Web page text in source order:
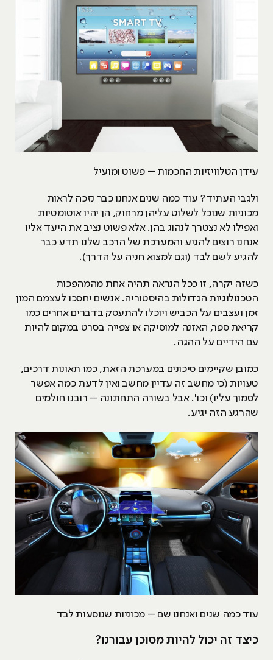
עידן הטלוויזיות החכמות – פשוט ומועיל
ולגבי העתיד? עוד כמה שנים אנחנו כבר נזכה לראות
מכוניות שנוכל לשלוט עליהן מרחוק, הן יהיו אוטומטיות
ואפילו לא נצטרך לנהוג בהן. אלא פשוט נציב את היעד אליו
אנחנו רוצים להגיע והמערכת של הרכב שלנו תדע כבר
להגיע לשם לבד (וגם למצוא חניה על הדרך).
כשזה יקרה, זו ככל הנראה תהיה אחת מהמהפכות
הטכנולוגיות הגדולות בהיסטוריה. אנשים יחסכו לעצמם המון
זמן ועצבים על הכביש ויוכלו להתעסק בדברים אחרים כמו
קריאת ספר, האזנה למוסיקה או צפייה בסרט במקום להיות
עם הידיים על ההגה.
כמובן שקיימים סיכונים במערכת הזאת, כמו תאונות דרכים,
טעויות (כי מחשב זה עדיין מחשב ואין לדעת כמה אפשר
לסמוך עליו) וכו'. אבל בשורה התחתונה – רובנו חולמים
שהרגע הזה יגיע.
עוד כמה שנים ואנחנו שם – מכוניות שנוסעות לבד
כיצד זה יכול להיות מסוכן עבורנו?